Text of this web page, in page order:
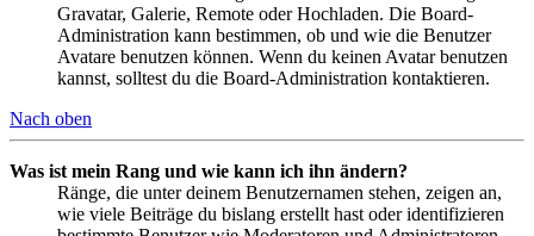
Gravatar, Galerie, Remote oder Hochladen. Die Board-
Administration kann bestimmen, ob und wie die Benutzer
Avatare benutzen können. Wenn du keinen Avatar benutzen
kannst, solltest du die Board-Administration kontaktieren.
Nach oben
Was ist mein Rang und wie kann ich ihn ändern?
Ränge, die unter deinem Benutzernamen stehen, zeigen an,
wie viele Beiträge du bislang erstellt hast oder identifizieren